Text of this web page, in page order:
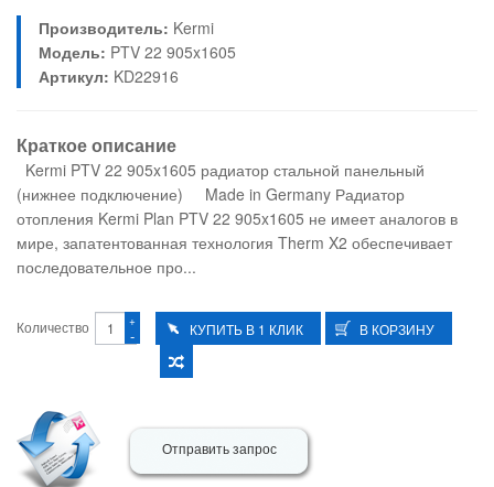
Производитель: Kermi
Модель: PTV 22 905x1605
Артикул: KD22916
Краткое описание
Kermi PTV 22 905x1605 радиатор стальной панельный
(нижнее подключение) Made in Germany Радиатор
отопления Kermi Plan PTV 22 905x1605 не имеет аналогов в
мире, запатентованная технология Therm X2 обеспечивает
последовательное про...
Количество -
+
Отправить запрос